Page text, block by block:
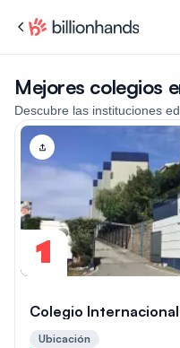
Mejores colegios
Descubre las instituciones
1
Colegio Internacional
Ubicación